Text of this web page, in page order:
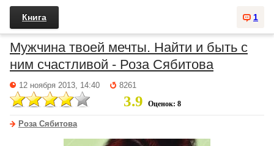
1
Книга
Мужчина твоей мечты. Найти и быть с
ним счастливой - Роза Сябитова
12 ноября 2013, 14:40 8261
3.9 Оценок: 8
Роза Сябитова